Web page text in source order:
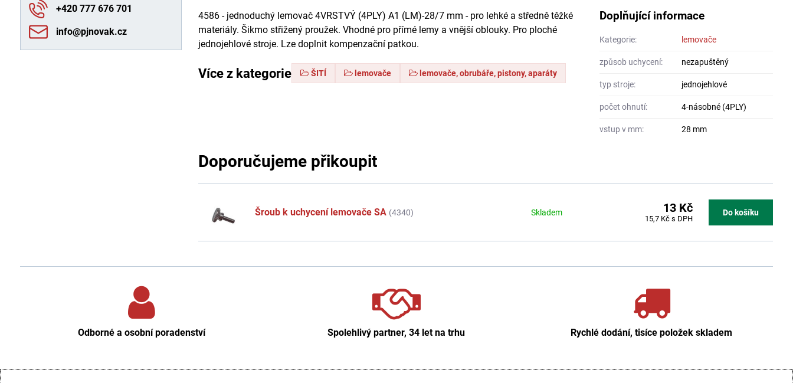
4586 - jednoduchý lemovač 4VRSTVÝ (4PLY) A1 (LM)-28/7 mm - pro lehké a středně těžké
materiály. Šikmo střižený proužek. Vhodné pro přímé lemy a vnější oblouky. Pro ploché
jednojehlové stroje. Lze doplnit kompenzační patkou.
Více z kategorie ŠITÍ lemovače lemovače, obrubáře, pistony, aparáty
Doplňující informace
Kategorie: lemovače
způsob uchycení: nezapuštěný
typ stroje: jednojehlové
počet ohnutí: 4-násobné (4PLY)
vstup v mm: 28 mm
Doporučujeme přikoupit
Šroub k uchycení lemovače SA (4340) Skladem 13 Kč
15,7 Kčs DPH
Do košíku
+420 777 676 701
info​@pjnovak​.cz
Odborné a osobní poradenství Spolehlivý partner, 34 let na trhu Rychlé dodání, tisíce položek skladem